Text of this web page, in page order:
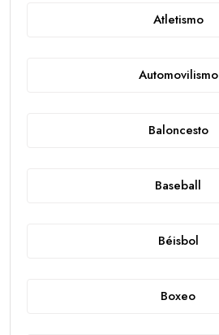
Atletismo
Automovilismo
Baloncesto
Baseball
Béisbol
Boxeo